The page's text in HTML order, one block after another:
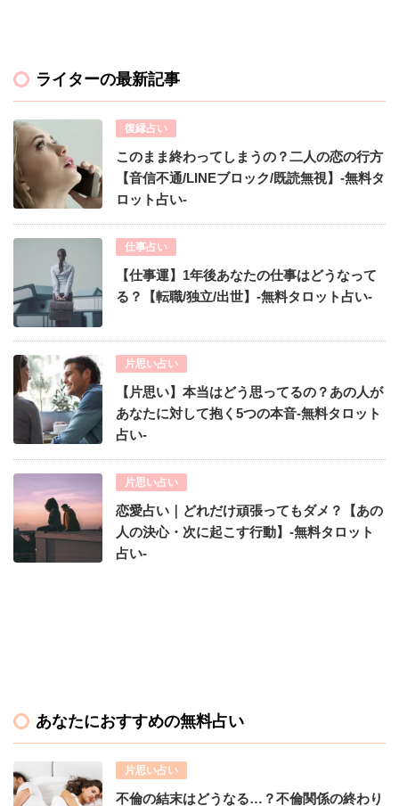
ライターの最新記事
復縁占い
このまま終わってしまうの？二人の恋の行方
【音信不通/LINEブロック/既読無視】-無料タ
ロット占い-
仕事占い
【仕事運】1年後あなたの仕事はどうなって
る？【転職/独立/出世】-無料タロット占い-
片思い占い
【片思い】本当はどう思ってるの？あの人が
あなたに対して抱く5つの本音-無料タロット
占い-
片思い占い
恋愛占い｜どれだけ頑張ってもダメ？【あの
人の決心・次に起こす行動】-無料タロット
占い-
あなたにおすすめの無料占い
片思い占い
不倫の結末はどうなる…？不倫関係の終わり